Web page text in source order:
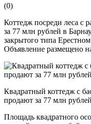
(0)
Коттедж посреди леса с
за 77 млн рублей в
закрытого типа
Объявление размещено
Квадратный коттедж с
продают за 77 млн
Площадь квадратного